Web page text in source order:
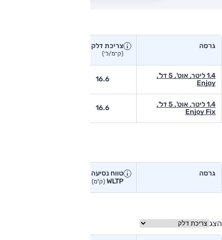
גרסה צריכת דלק יצרן
(ק״מ/ל׳)
1.4 ליטר, אוט', 5 דל',
Enjoy
16.6
1.4 ליטר, אוט', 5 דל',
Enjoy Fix
16.6
גרסה
טווח נסיעה יצרן
WLTP(ק"מ)
הצג